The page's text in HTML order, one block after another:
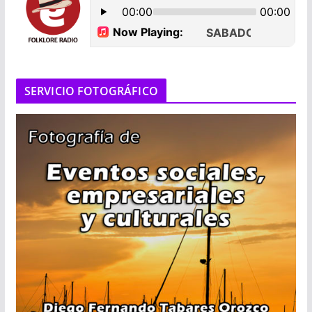
SERVICIO FOTOGRÁFICO